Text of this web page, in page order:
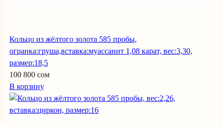
Кольцо из жёлтого золота 585 пробы,
огранка:груша,вставка:муассанит 1,08 карат, вес:3,30,
размер:18,5
100 800 сом
В корзину